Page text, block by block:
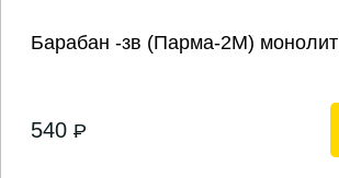
Барабан -зв (Парма-2М) монолит
540 P